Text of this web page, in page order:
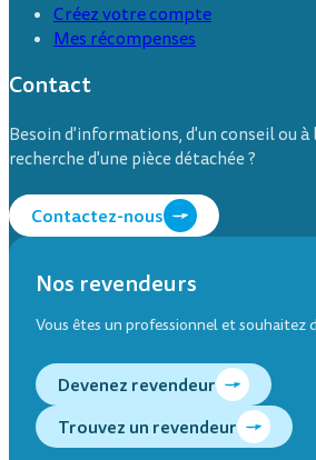
Créez votre compte
Mes récompenses
Contact
Besoin d'informations, d'un conseil ou à
recherche d'une pièce détachée ?
Contactez-nous
Nos revendeurs
Vous êtes un professionnel et souhaitez
Devenez revendeur
Trouvez un revendeur